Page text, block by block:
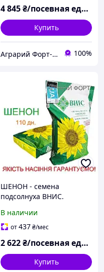
4 845₴/посевная единица
Купить
Аграрий Форт- СЗР, семена, удобрения - все для Агрария 100%
ШЕНОН - семена
подсолнуха ВНИС.
подсолнечника под
гранстар. Оригинал
В наличии
от437₴/мес
2 622₴/посевная единица
Купить